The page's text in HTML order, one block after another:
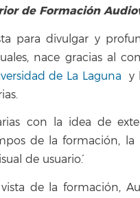
de Formación
para divulgar y
nace gracias al
de La Lagunay
con la idea de
de la formación, la
de usuario´.
de la formación,